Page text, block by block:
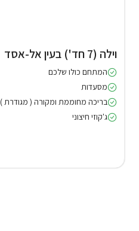
וילה (7 חד') בעין אל-אסד
המתחם כולו שלכם
מסעדות
בריכה מחוממת ומקורה ( מגודרת )
ג'קוזי חיצוני